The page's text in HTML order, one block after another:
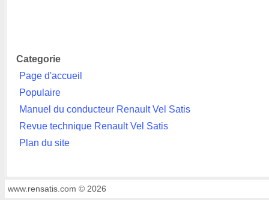
Categorie
Page d'accueil
Populaire
Manuel du conducteur Renault Vel Satis
Revue technique Renault Vel Satis
Plan du site
www.rensatis.com © 2026